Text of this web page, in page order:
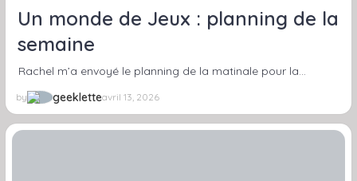
Un monde de Jeux : planning de la
semaine
Rachel m’a envoyé le planning de la matinale pour la…
by geekletteavril 13, 2026